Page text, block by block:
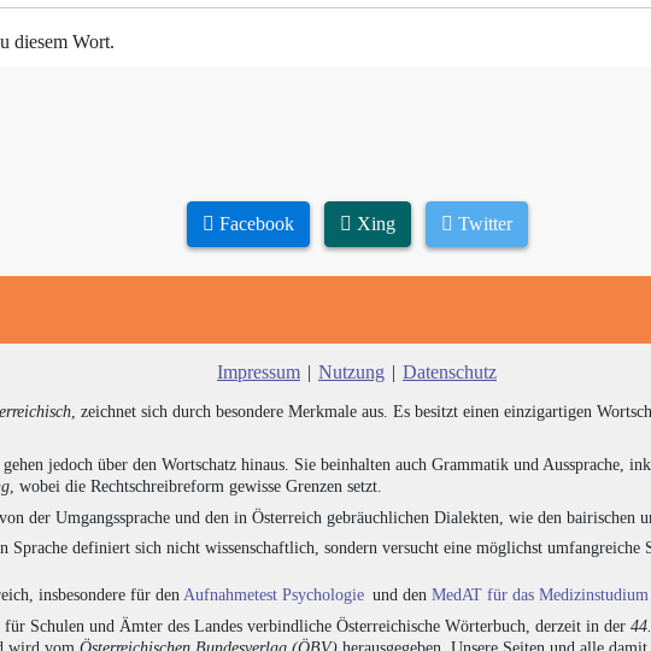
diesem Wort.
Facebook Xing Twitter
Impressum | Nutzung | Datenschutz
, zeichnet sich durch besondere Merkmale aus. Es besitzt einen einzigartigen
jedoch über den Wortschatz hinaus. Sie beinhalten auch Grammatik und Aussprache,
, wobei die Rechtschreibreform gewisse Grenzen setzt.
der Umgangssprache und den in Österreich gebräuchlichen Dialekten, wie den bairischen
Sprache definiert sich nicht wissenschaftlich, sondern versucht eine möglichst umfangreiche
insbesondere für den Aufnahmetest Psychologie und den MedAT für das Medizinstudium
Schulen und Ämter des Landes verbindliche Österreichische Wörterbuch, derzeit in der